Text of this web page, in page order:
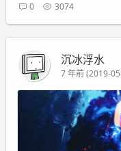
0 3074
沉冰浮水
7 年前 (2019-